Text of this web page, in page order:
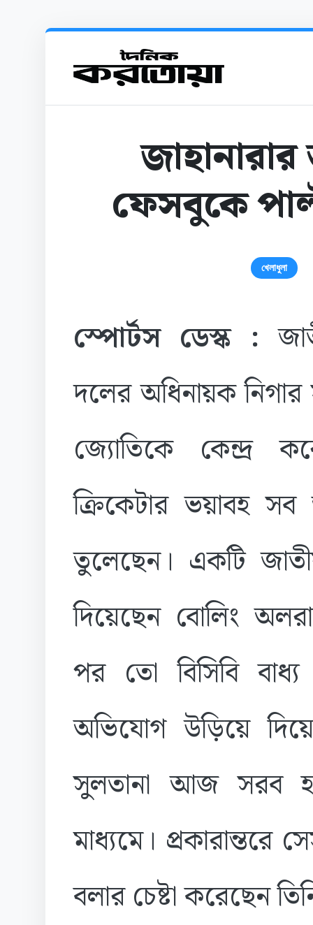
ফেসবুকে
খেলাধুলা
স্পোর্টস ডেস্ক :
দলের অধিনায়ক নিগার
জ্যোতিকে কেন্দ্র
ক্রিকেটার ভয়াবহ
তুলেছেন। একটি
দিয়েছেন বোলিং
পর তো বিসিবি বাধ্য
অভিযোগ উড়িয়ে
সুলতানা আজ সরব
মাধ্যমে। প্রকারান্তরে
বলার চেষ্টা করেছেন